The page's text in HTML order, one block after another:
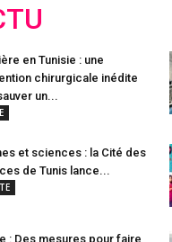
en Tunisie : une
chirurgicale inédite
un...
et sciences : la Cité des
de Tunis lance...
: Des mesures pour faire